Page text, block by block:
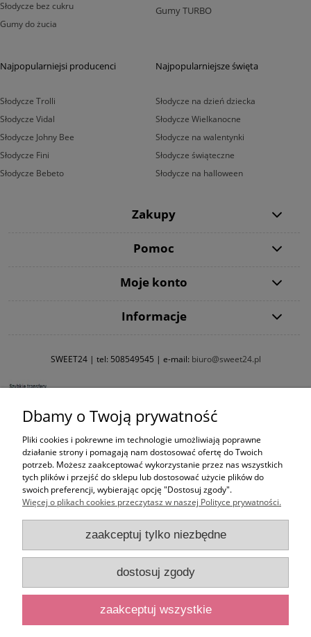
Słodycze bez cukru
Gumy do żucia
Gumy TURBO
Najpopularniejsi producenci
Słodycze Trolli
Słodycze Vidal
Słodycze Johny Bee
Słodycze Fini
Słodycze Bebeto
Najpopularniejsze święta
Słodycze na dzień dziecka
Słodycze Wielkanocne
Słodycze na walentynki
Słodycze świąteczne
Słodycze na halloween
Zakupy
Pomoc
Moje konto
Informacje
SWEET24 | tel: 508549545 | e-mail: biuro@sweet24.pl
Dbamy o Twoją prywatność
Pliki cookies i pokrewne im technologie umożliwiają poprawne
działanie strony i pomagają nam dostosować ofertę do Twoich
potrzeb. Możesz zaakceptować wykorzystanie przez nas wszystkich
tych plików i przejść do sklepu lub dostosować użycie plików do
swoich preferencji, wybierając opcję "Dostosuj zgody".
Więcej o plikach cookies przeczytasz w naszej Polityce prywatności.
zaakceptuj tylko niezbędne
dostosuj zgody
zaakceptuj wszystkie